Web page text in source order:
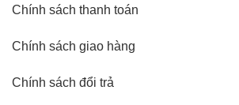
Chính sách thanh toán
Chính sách giao hàng
Chính sách đổi trả